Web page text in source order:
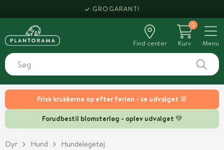
Frisk krukkerne op efter ferien - se udvalget 🌸
Forudbestil blomsterløg - oplev udvalget 💚
GROGARANTI
Find center
0
Kurv
Menu
Dyr Hund Hundelegetøj